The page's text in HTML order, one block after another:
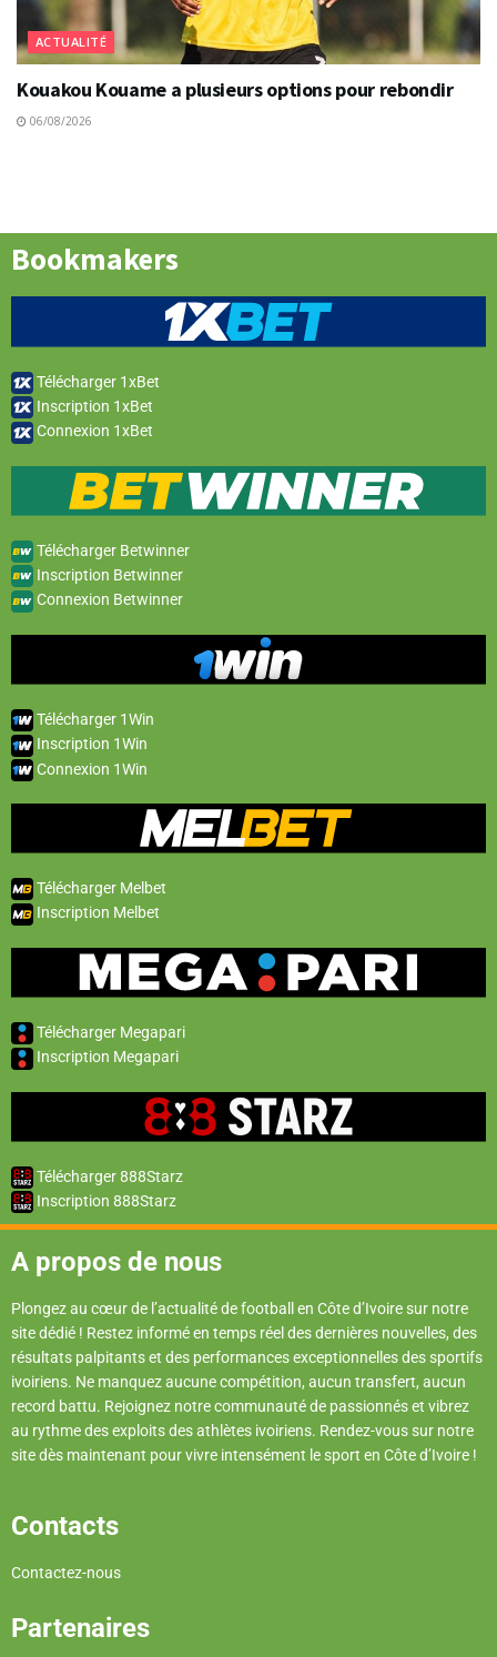
ACTUALITÉ
Kouakou Kouame a plusieurs options pour rebondir
06/08/2026
Bookmakers
Télécharger 1xBet
Inscription 1xBet
Connexion 1xBet
Télécharger Betwinner
Inscription Betwinner
Connexion Betwinner
Télécharger 1Win
Inscription 1Win
Connexion 1Win
Télécharger Melbet
Inscription Melbet
Télécharger Megapari
Inscription Megapari
Télécharger 888Starz
Inscription 888Starz
A propos de nous
Plongez au cœur de l’actualité de football en Côte d’Ivoire sur notre
site dédié ! Restez informé en temps réel des dernières nouvelles, des
résultats palpitants et des performances exceptionnelles des sportifs
ivoiriens. Ne manquez aucune compétition, aucun transfert, aucun
record battu. Rejoignez notre communauté de passionnés et vibrez
au rythme des exploits des athlètes ivoiriens. Rendez-vous sur notre
site dès maintenant pour vivre intensément le sport en Côte d’Ivoire !
Contacts
Contactez-nous
Partenaires